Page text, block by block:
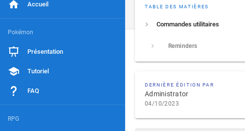
Accueil
Pokémon
Présentation
Tutoriel
FAQ
RPG
TABLE DES MATIÈRES
Commandes utilitaires
Reminders
DERNIÈRE ÉDITION PAR
Administrator
04/10/2023